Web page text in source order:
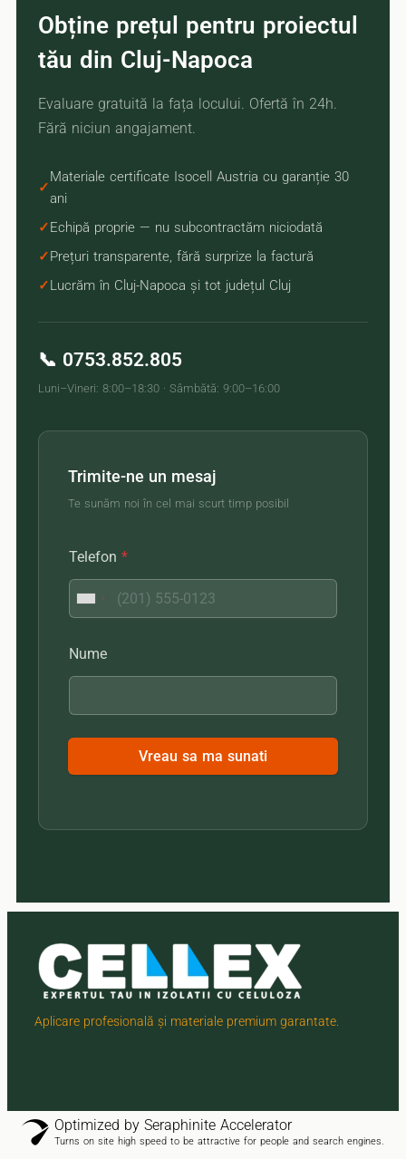
Obține prețul pentru proiectul
tău din Cluj-Napoca
Evaluare gratuită la fața locului. Ofertă în 24h.
Fără niciun angajament.
Materiale certificate Isocell Austria cu garanție 30
ani
Echipă proprie — nu subcontractăm niciodată
Prețuri transparente, fără surprize la factură
Lucrăm în Cluj-Napoca și tot județul Cluj
📞 0753.852.805
Luni–Vineri: 8:00–18:30 · Sâmbătă: 9:00–16:00
Trimite-ne un mesaj
Te sunăm noi în cel mai scurt timp posibil
Telefon *
Nume
Vreau sa ma sunati
Aplicare profesională și materiale premium garantate.
Optimized by Seraphinite Accelerator
Turns on site high speed to be attractive for people and search engines.